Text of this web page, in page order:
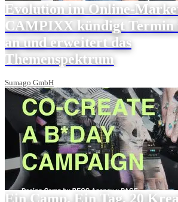
Evolution im Online-
CAMPIXX kündigt Termin
an und erweitert das
Themenspektrum
Sumago GmbH
Ein Camp. Ein Tag. 20